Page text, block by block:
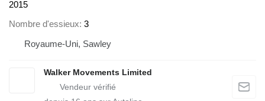
2015
Nombre d'essieux 3
Royaume-Uni, Sawley
Walker Movements Limited